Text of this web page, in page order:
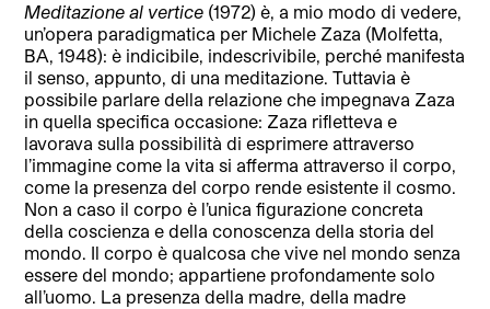
Meditazione al vertice (1972) è, a mio modo di vedere,
un’opera paradigmatica per Michele Zaza (Molfetta,
BA, 1948): è indicibile, indescrivibile, perché manifesta
il senso, appunto, di una meditazione. Tuttavia è
possibile parlare della relazione che impegnava Zaza
in quella specifica occasione: Zaza rifletteva e
lavorava sulla possibilità di esprimere attraverso
l’immagine come la vita si afferma attraverso il corpo,
come la presenza del corpo rende esistente il cosmo.
Non a caso il corpo è l’unica figurazione concreta
della coscienza e della conoscenza della storia del
mondo. Il corpo è qualcosa che vive nel mondo senza
essere del mondo; appartiene profondamente solo
all’uomo. La presenza della madre, della madre